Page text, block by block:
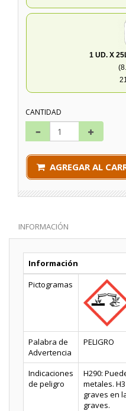
1 UD. X
CANTIDAD
AGREGAR AL
INFORMACIÓN
Información
Pictogramas
Palabra de
Advertencia
PELIGRO
Indicaciones
de peligro
H290:
metales.
graves en
graves.